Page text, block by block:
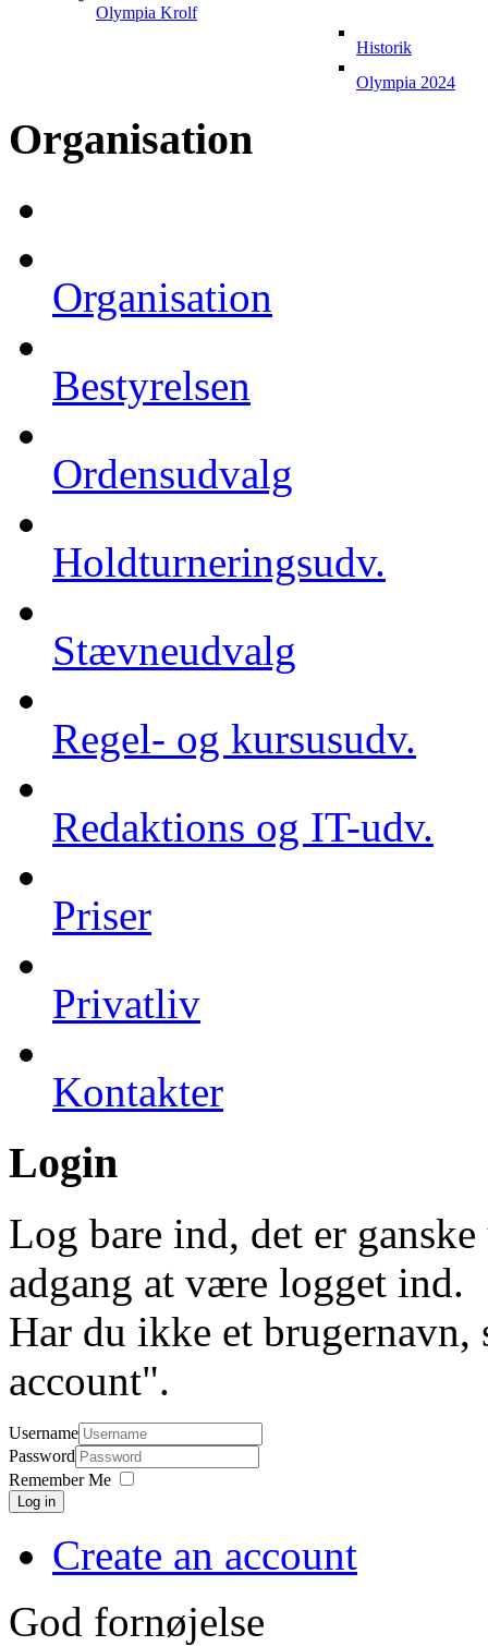
Olympia Krolf
Historik
Olympia 2024
Organisation
Organisation
Bestyrelsen
Ordensudvalg
Holdturneringsudv.
Stævneudvalg
Regel- og kursusudv.
Redaktions og IT-udv.
Priser
Privatliv
Kontakter
Login
Log bare ind, det er
adgang at være logget ind.
Har du ikke et brugernavn,
account".
Username
Password
Remember Me
Log in
Create an account
God fornøjelse